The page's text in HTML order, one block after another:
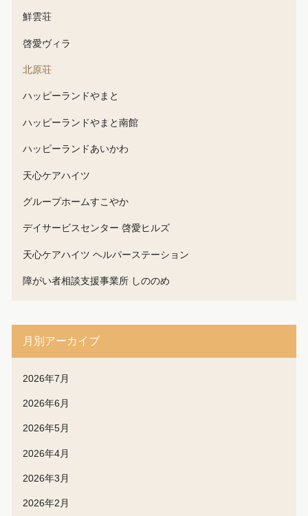
鮮雲荘
啓愛ヴィラ
北原荘
ハッピーランドやまと
ハッピーランドやまと南館
ハッピーランドあいかわ
天心ケアハイツ
グループホームすこやか
デイサービスセンター 啓愛ヒルズ
天心ケアハイツ ヘルパーステーション
障がい者相談支援事業所 しののめ
月別アーカイブ
2026年7月
2026年6月
2026年5月
2026年4月
2026年3月
2026年2月